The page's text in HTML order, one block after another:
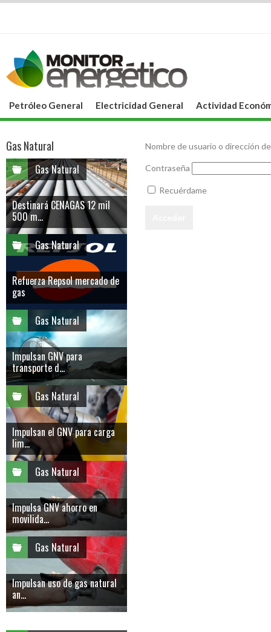
Petróleo General Electricidad General Actividad
Nombre de usuario o dirección
Contraseña
Recuérdame
Gas Natural
Gas Natural
Destinará CENAGAS 12 mil
500 m...
Gas Natural
Refuerza Repsol mercado de
gas
Gas Natural
Impulsan GNV para
transporte d...
Gas Natural
Impulsan el GNV para carga
lim...
Gas Natural
Impulsa GNV ahorro en
movilida...
Gas Natural
Impulsan uso de gas natural
an...